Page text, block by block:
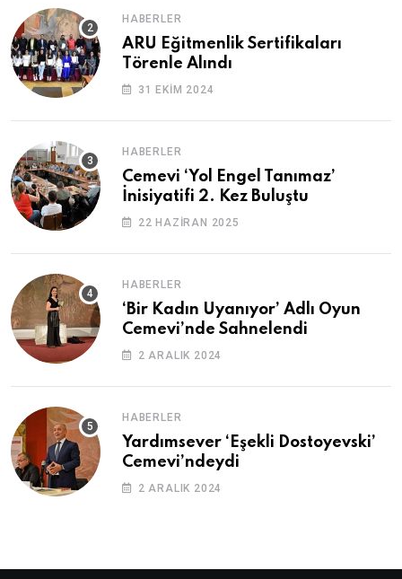
HABERLER
ARU Eğitmenlik Sertifikaları
Törenle Alındı
31 EKIM 2024
HABERLER
Cemevi ‘Yol Engel Tanımaz’
İnisiyatifi 2. Kez Buluştu
22 HAZIRAN 2025
HABERLER
‘Bir Kadın Uyanıyor’ Adlı Oyun
Cemevi’nde Sahnelendi
2 ARALIK 2024
HABERLER
Yardımsever ‘Eşekli Dostoyevski’
Cemevi’ndeydi
2 ARALIK 2024